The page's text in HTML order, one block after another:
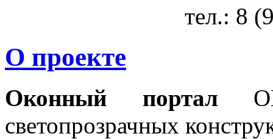
тел.: 8
О проекте
Оконный портал
светопрозрачных